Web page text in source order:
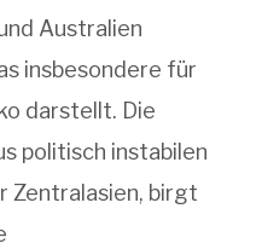
Australien
insbesondere für
darstellt. Die
politisch instabilen
Zentralasien, birgt